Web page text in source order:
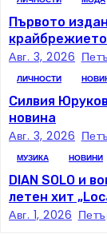
Първото
крайбрежието
Авг. 3, 2026
ЛИЧНОСТИ
Силвия
новина
Авг. 3, 2026
МУЗИКА НОВИНИ
DIAN SOLO и
летен хит
Авг. 1, 2026